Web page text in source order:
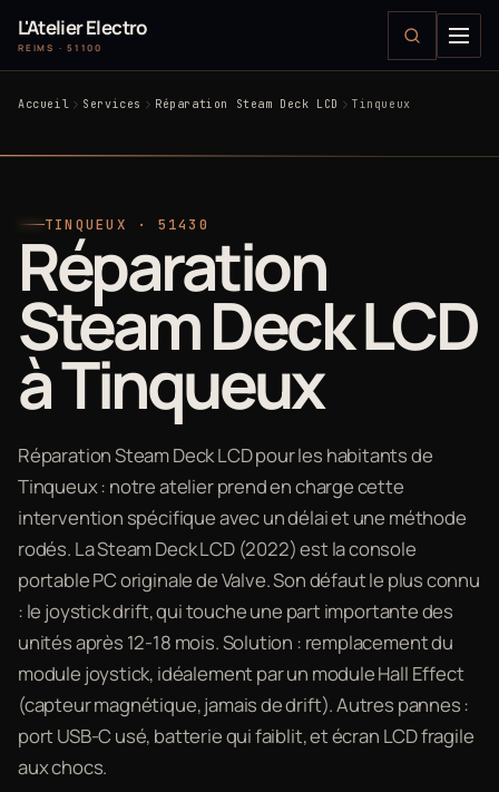
L'Atelier Electro
REIMS · 51100
Accueil Services Réparation Steam Deck LCD Tinqueux
TINQUEUX · 51430
Réparation
Steam Deck LCD
à Tinqueux
Réparation Steam Deck LCD pour les habitants de
Tinqueux : notre atelier prend en charge cette
intervention spécifique avec un délai et une méthode
rodés. La Steam Deck LCD (2022) est la console
portable PC originale de Valve. Son défaut le plus connu
: le joystick drift, qui touche une part importante des
unités après 12-18 mois. Solution : remplacement du
module joystick, idéalement par un module Hall Effect
(capteur magnétique, jamais de drift). Autres pannes :
port USB-C usé, batterie qui faiblit, et écran LCD fragile
aux chocs.